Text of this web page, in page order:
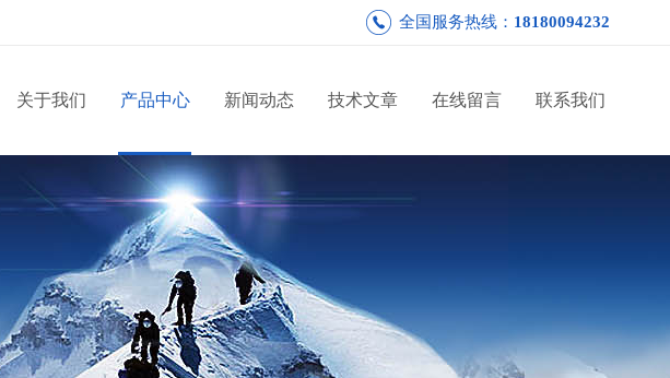
全国服务热线： 18180094232
关于我们 产品中心 新闻动态 技术文章 在线留言 联系我们